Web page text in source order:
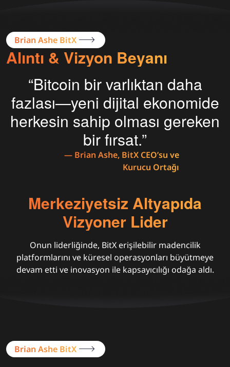
Brian Ashe BitX
Alıntı & Vizyon Beyanı
“Bitcoin bir varlıktan daha
fazlası—yeni dijital ekonomide
herkesin sahip olması gereken
bir fırsat.”
— Brian Ashe, BitX CEO’su ve
Kurucu Ortağı
Merkeziyetsiz Altyapıda
Vizyoner Lider
Onun liderliğinde, BitX erişilebilir madencilik
platformlarını ve küresel operasyonları büyütmeye
devam etti ve inovasyon ile kapsayıcılığı odağa aldı.
Brian Ashe BitX